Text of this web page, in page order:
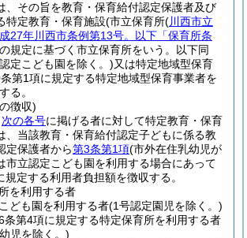
、その旨を教育・保育給付認定保護者及び
特定教育・保育施設(市立保育所(川西市立
27年川西市条例第13号。以下「保育所条
の規定に基づく市立保育所をいう。以下同
定こども園を除く。)又は特定地域型保育
第1項に規定する特定地域型保育事業者を
る。
徴収)
次の各号に掲げる者に対して特定教育・保育
、当該教育・保育給付認定子どもに係る教
定保護者から第3条第1項(市外在住乳幼児が
市立認定こども園を利用する場合にあって
規定する利用者負担額を徴収する。
を利用する者
ども園を利用する者(1号認定園児を除く。)
条第4項に規定する特定保育所を利用する者
児を除く。)